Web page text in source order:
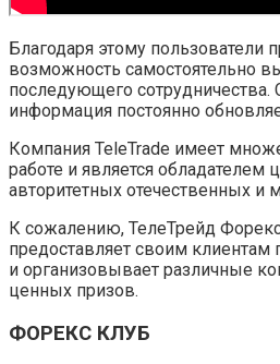
Благодаря этому пользователи
возможность самостоятельно
последующего сотрудничества.
информация постоянно
Компания TeleTrade имеет
работе и является обладателем
авторитетных отечественных и
К сожалению, ТелеТрейд
предоставляет своим
и организовывает различные
ценных призов.
ФОРЕКС КЛУБ